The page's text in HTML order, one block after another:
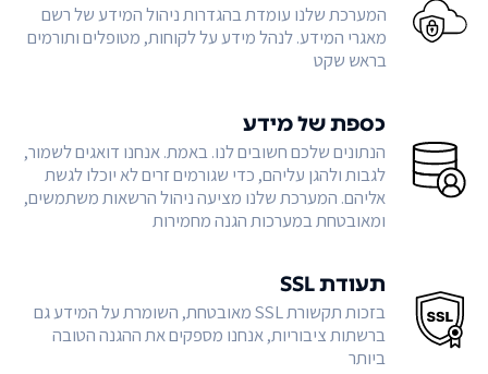
המערכת שלנו עומדת בהגדרות ניהול המידע של רשם
מאגרי המידע. לנהל מידע על לקוחות, מטופלים ותורמים
בראש שקט
כספת של מידע
הנתונים שלכם חשובים לנו. באמת. אנחנו דואגים לשמור,
לגבות ולהגן עליהם, כדי שגורמים זרים לא יוכלו לגשת
אליהם. המערכת שלנו מציעה ניהול הרשאות משתמשים,
ומאובטחת במערכות הגנה מחמירות
תעודת SSL
בזכות תקשורת SSL מאובטחת, השומרת על המידע גם
ברשתות ציבוריות, אנחנו מספקים את ההגנה הטובה
ביותר